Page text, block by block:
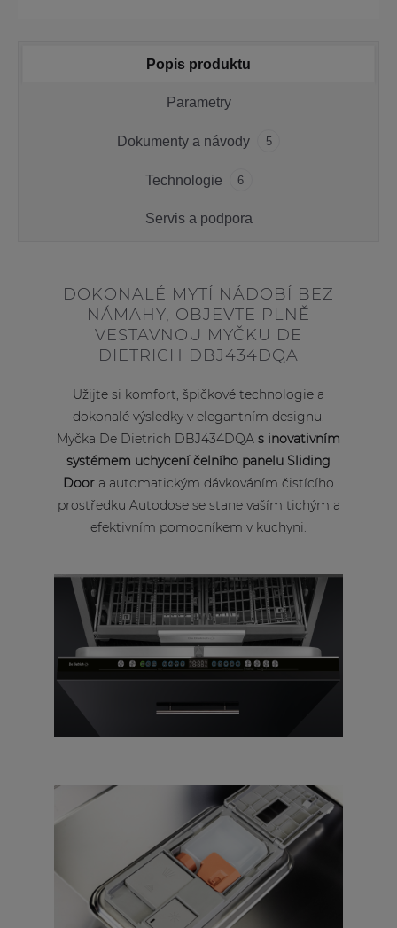
Popis produktu
Parametry
Dokumenty a návody 5
Technologie 6
Servis a podpora
DOKONALÉ MYTÍ NÁDOBÍ BEZ
NÁMAHY, OBJEVTE PLNĚ
VESTAVNOU MYČKU DE
DIETRICH DBJ434DQA
Užijte si komfort, špičkové technologie a
dokonalé výsledky v elegantním designu.
Myčka De Dietrich DBJ434DQA s inovativním
systémem uchycení čelního panelu Sliding
Door a automatickým dávkováním čistícího
prostředku Autodose se stane vaším tichým a
efektivním pomocníkem v kuchyni.